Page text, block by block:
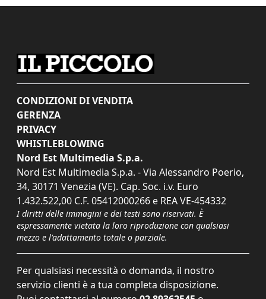
CONDIZIONI DI VENDITA
GERENZA
PRIVACY
WHISTLEBLOWING
Nord Est Multimedia S.p.a.
Nord Est Multimedia S.p.a. - Via Alessandro Poerio,
34, 30171 Venezia (VE). Cap. Soc. i.v. Euro
1.432.522,00 C.F. 05412000266 e REA VE-454332
I diritti delle immagini e dei testi sono riservati. È
espressamente vietata la loro riproduzione con qualsiasi
mezzo e l'adattamento totale o parziale.
Per qualsiasi necessità o domanda, il nostro
servizio clienti è a tua completa disposizione.